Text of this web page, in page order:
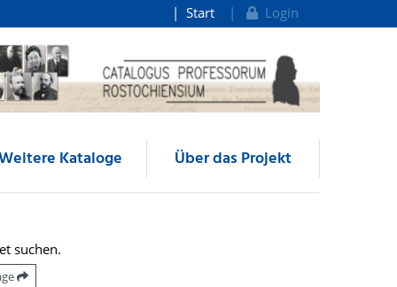
Start Login
Kataloge Über das Projekt
suchen.